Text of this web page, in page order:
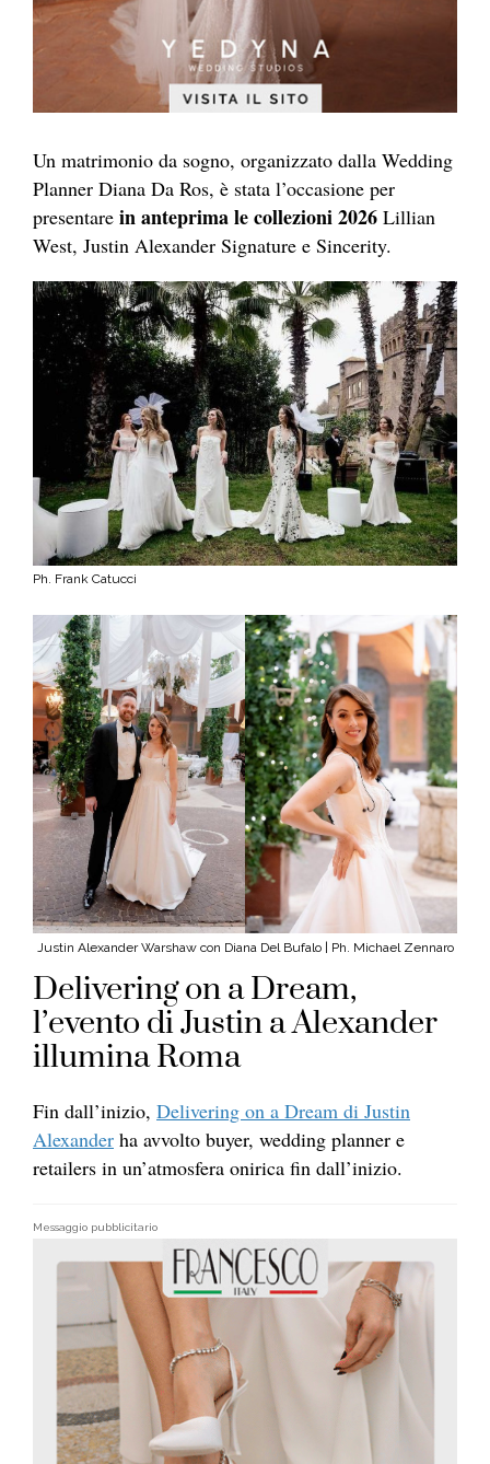
Un matrimonio da sogno, organizzato dalla Wedding
Planner Diana Da Ros, è stata l’occasione per
presentare in anteprima le collezioni 2026 Lillian
West, Justin Alexander Signature e Sincerity.
Ph. Frank Catucci
Justin Alexander Warshaw con Diana Del Bufalo | Ph. Michael Zennaro
Delivering on a Dream,
l’evento di Justin a Alexander
illumina Roma
Fin dall’inizio, Delivering on a Dream di Justin
Alexander ha avvolto buyer, wedding planner e
retailers in un’atmosfera onirica fin dall’inizio.
Messaggio pubblicitario